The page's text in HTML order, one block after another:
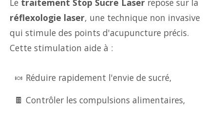
Le traitement Stop Sucre Laser repose sur la
réflexologie laser, une technique non invasive
qui stimule des points d'acupuncture précis.
Cette stimulation aide à :
🍬 Réduire rapidement l'envie de sucré,
🍫 Contrôler les compulsions alimentaires,